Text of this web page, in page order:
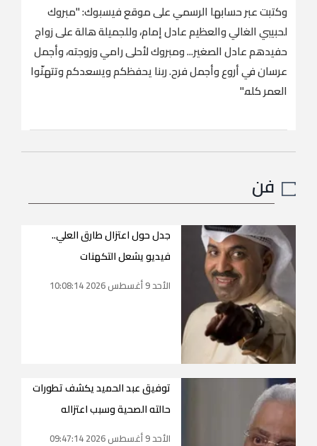
وكتبت عبر حسابها الرسمي على موقع فيسبوك: "مبروك
لحبيبي الغالي والعظيم عادل إمام، وللجميلة هالة على زواج
حفيدهم عادل الصغير... ومبروك لأحلى رامي وزوجته، وأجمل
عرسان في أروع وأجمل فرح. ربنا يحفظكم ويسعدكم وتتهنّوا
العمر كله."
فن
جدل حول اعتزال طارق العلي..
فيديو يشعل التكهنات
الأحد 9 أغسطس 2026 10:08:14
توفيق عبد الحميد يكشف تطورات
حالته الصحية وسبب اعتزاله
الأحد 9 أغسطس 2026 09:47:14